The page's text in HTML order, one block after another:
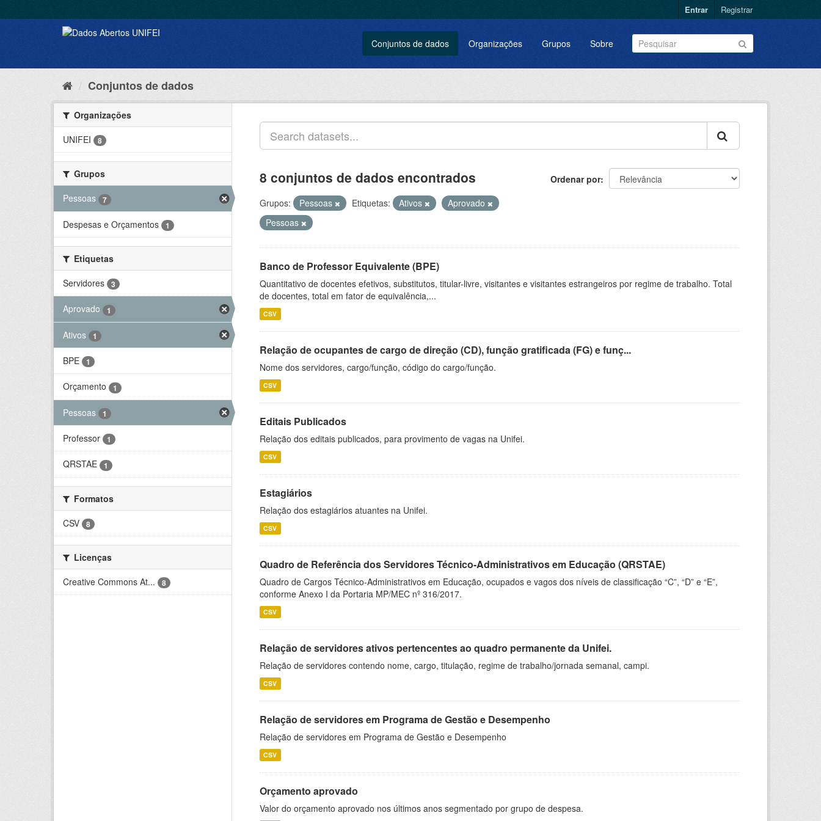
Entrar Registrar
Conjuntos de dados Organizações Grupos Sobre
Conjuntos de dados
Organizações
UNIFEI
8
Grupos
Pessoas
7
Despesas e Orçamentos 1
Etiquetas
Servidores
3
Aprovado 1
Ativos 1
BPE 1
Orçamento 1
Pessoas 1
Professor 1
QRSTAE 1
Formatos
CSV
8
Licenças
Creative Commons At...
8
Ordenar por
8 conjuntos de dados encontrados
Grupos: Pessoas Etiquetas: Ativos
Aprovado
Pessoas
Banco de Professor Equivalente (BPE)
Quantitativo de docentes efetivos, substitutos, titular-livre, visitantes e visitantes estrangeiros por regime de trabalho. Total
de docentes, total em fator de equivalência,...
CSV
Relação de ocupantes de cargo de direção (CD), função gratificada (FG) e funç...
Nome dos servidores, cargo/função, código do cargo/função.
CSV
Editais Publicados
Relação dos editais publicados, para provimento de vagas na Unifei.
CSV
Estagiários
Relação dos estagiários atuantes na Unifei.
CSV
Quadro de Referência dos Servidores Técnico-Administrativos em Educação (QRSTAE)
Quadro de Cargos Técnico-Administrativos em Educação, ocupados e vagos dos níveis de classificação “C”, “D” e “E”,
conforme Anexo I da Portaria MP/MEC nº 316/2017.
CSV
Relação de servidores ativos pertencentes ao quadro permanente da Unifei.
Relação de servidores contendo nome, cargo, titulação, regime de trabalho/jornada semanal, campi.
CSV
Relação de servidores em Programa de Gestão e Desempenho
Relação de servidores em Programa de Gestão e Desempenho
CSV
Orçamento aprovado
Valor do orçamento aprovado nos últimos anos segmentado por grupo de despesa.